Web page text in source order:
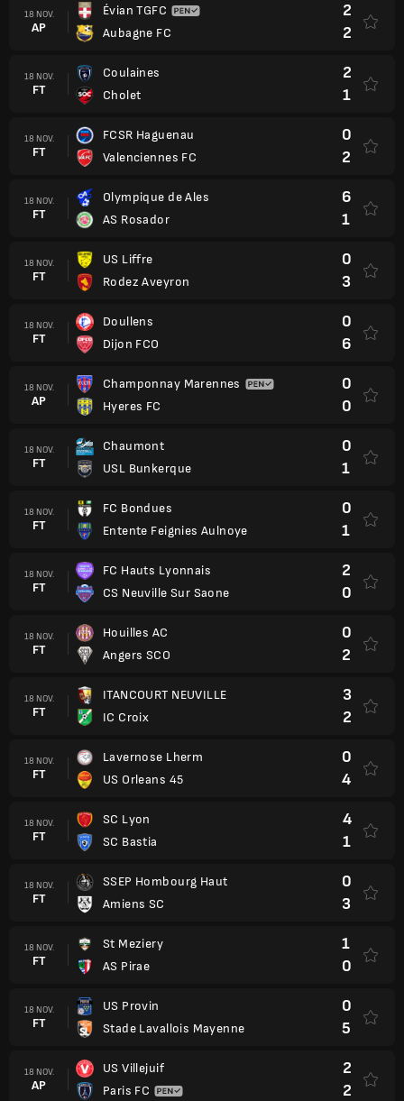
18 NOV.
AP
Évian TGFC
Aubagne FC
2
2
18 NOV.
FT
Coulaines
Cholet
2
1
18 NOV.
FT
FCSR Haguenau
Valenciennes FC
0
2
18 NOV.
FT
Olympique de Ales
AS Rosador
6
1
18 NOV.
FT
US Liffre
Rodez Aveyron
0
3
18 NOV.
FT
Doullens
Dijon FCO
0
6
18 NOV.
AP
Champonnay Marennes
Hyeres FC
0
0
18 NOV.
FT
Chaumont
USL Bunkerque
0
1
18 NOV.
FT
FC Bondues
Entente Feignies Aulnoye
0
1
18 NOV.
FT
FC Hauts Lyonnais
CS Neuville Sur Saone
2
0
18 NOV.
FT
Houilles AC
Angers SCO
0
2
18 NOV.
FT
ITANCOURT NEUVILLE
IC Croix
3
2
18 NOV.
FT
Lavernose Lherm
US Orleans 45
0
4
18 NOV.
FT
SC Lyon
SC Bastia
4
1
18 NOV.
FT
SSEP Hombourg Haut
Amiens SC
0
3
18 NOV.
FT
St Meziery
AS Pirae
1
0
18 NOV.
FT
US Provin
Stade Lavallois Mayenne
0
5
18 NOV.
AP
US Villejuif
Paris FC
2
2